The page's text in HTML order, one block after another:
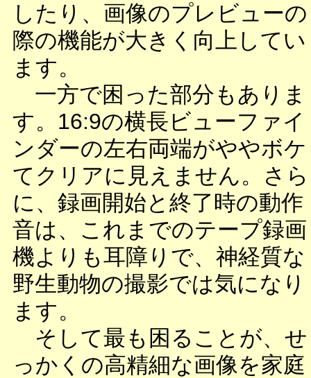
したり、画像のプレビューの
際の機能が大きく向上してい
ます。
一方で困った部分もありま
す。16:9の横長ビューファイ
ンダーの左右両端がややボケ
てクリアに見えません。さら
に、録画開始と終了時の動作
音は、これまでのテープ録画
機よりも耳障りで、神経質な
野生動物の撮影では気になり
ます。
そして最も困ることが、せ
っかくの高精細な画像を家庭